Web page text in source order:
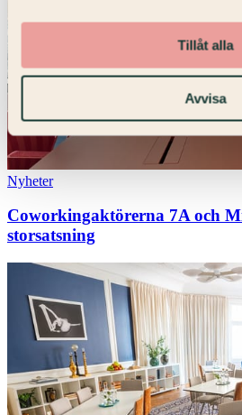
Tillåt alla
Avvisa
Nyheter
Coworkingaktörerna 7A och
storsatsning